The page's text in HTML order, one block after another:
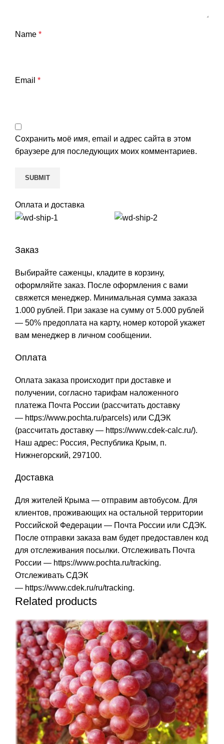
Name *
Email *
Сохранить моё имя, email и адрес сайта в этом
браузере для последующих моих комментариев.
Оплата и доставка
Заказ
Выбирайте саженцы, кладите в корзину,
оформляйте заказ. После оформления с вами
свяжется менеджер. Минимальная сумма заказа
1.000 рублей. При заказе на сумму от 5.000 рублей
— 50% предоплата на карту, номер которой укажет
вам менеджер в личном сообщении.
Оплата
Оплата заказа происходит при доставке и
получении, согласно тарифам наложенного
платежа Почта России (рассчитать доставку
— https://www.pochta.ru/parcels) или СДЭК
(рассчитать доставку — https://www.cdek-calc.ru/).
Наш адрес: Россия, Республика Крым, п.
Нижнегорский, 297100.
Доставка
Для жителей Крыма — отправим автобусом. Для
клиентов, проживающих на остальной территории
Российской Федерации — Почта России или СДЭК.
После отправки заказа вам будет предоставлен код
для отслеживания посылки. Отслеживать Почта
России — https://www.pochta.ru/tracking.
Отслеживать СДЭК
— https://www.cdek.ru/ru/tracking.
Related products